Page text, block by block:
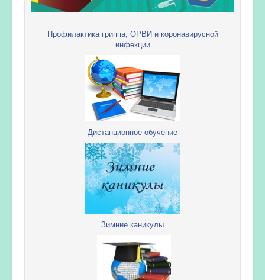
Профилактика гриппа, ОРВИ и коронавирусной
инфекции
Дистанционное обучение
Зимние каникулы